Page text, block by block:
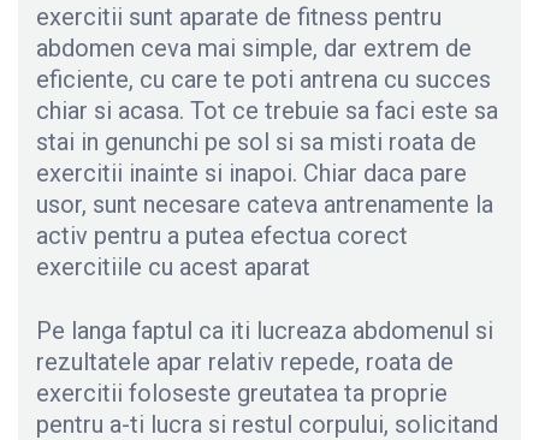
exercitii sunt aparate de fitness pentru
abdomen ceva mai simple, dar extrem de
eficiente, cu care te poti antrena cu succes
chiar si acasa. Tot ce trebuie sa faci este sa
stai in genunchi pe sol si sa misti roata de
exercitii inainte si inapoi. Chiar daca pare
usor, sunt necesare cateva antrenamente la
activ pentru a putea efectua corect
exercitiile cu acest aparat
Pe langa faptul ca iti lucreaza abdomenul si
rezultatele apar relativ repede, roata de
exercitii foloseste greutatea ta proprie
pentru a-ti lucra si restul corpului, solicitand